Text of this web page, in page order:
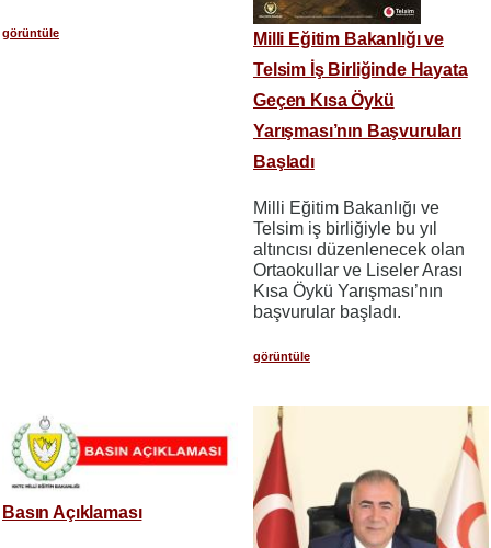
görüntüle
Milli Eğitim Bakanlığı ve
Telsim İş Birliğinde Hayata
Geçen Kısa Öykü
Yarışması’nın Başvuruları
Başladı
Milli Eğitim Bakanlığı ve
Telsim iş birliğiyle bu yıl
altıncısı düzenlenecek olan
Ortaokullar ve Liseler Arası
Kısa Öykü Yarışması’nın
başvurular başladı.
görüntüle
Basın Açıklaması